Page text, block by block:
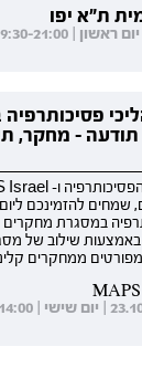
ת"א יפו
- מחקר,
להזמינכם ליום
במסגרת מחקרים
שילוב של
מפורטים ממחקרים